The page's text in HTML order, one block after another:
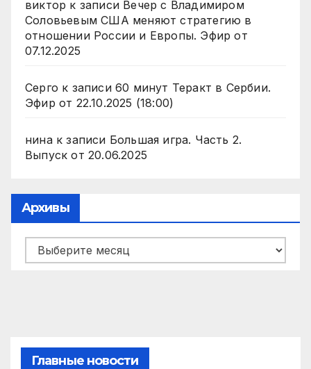
виктор к записи Вечер с Владимиром
Соловьевым США меняют стратегию в
отношении России и Европы. Эфир от
07.12.2025
Серго к записи 60 минут Теракт в Сербии.
Эфир от 22.10.2025 (18:00)
нинак записи Большая игра. Часть 2.
Выпуск от 20.06.2025
Архивы
Архивы
Главные новости